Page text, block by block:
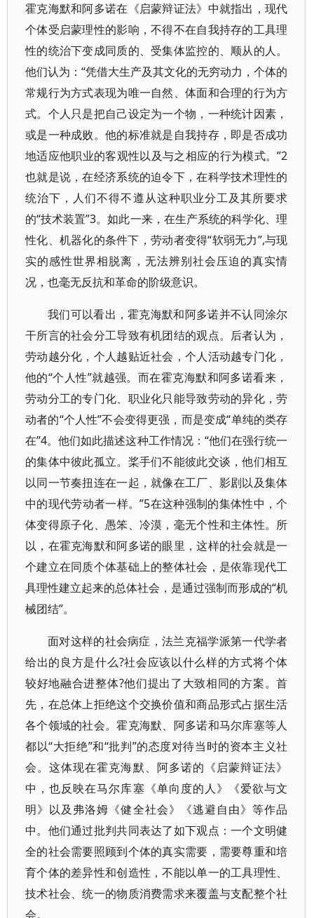
霍克海默和阿多诺在《启蒙辩证法》中就指出，现代
个体受启蒙理性的影响，不得不在自我持存的工具理
性的统治下变成同质的、受集体监控的、顺从的人。
他们认为：“凭借大生产及其文化的无穷动力，个体的
常规行为方式表现为唯一自然、体面和合理的行为方
式。个人只是把自己设定为一个物，一种统计因素，
或是一种成败。他的标准就是自我持存，即是否成功
地适应他职业的客观性以及与之相应的行为模式。”2
也就是说，在经济系统的迫令下，在科学技术理性的
统治下，人们不得不遵从这种职业分工及其所要求
的“技术装置”3。如此一来，在生产系统的科学化、理
性化、机器化的条件下，劳动者变得“软弱无力”,与现
实的感性世界相脱离，无法辨别社会压迫的真实情
况，也毫无反抗和革命的阶级意识。
我们可以看出，霍克海默和阿多诺并不认同涂尔
干所言的社会分工导致有机团结的观点。后者认为，
劳动越分化，个人越贴近社会，个人活动越专门化，
他的“个人性”就越强。而在霍克海默和阿多诺看来，
劳动分工的专门化、职业化只能导致劳动的异化，劳
动者的“个人性”不会变得更强，而是变成“单纯的类存
在”4。他们如此描述这种工作情况：“他们在强行统一
的集体中彼此孤立。桨手们不能彼此交谈，他们相互
以同一节奏扭连在一起，就像在工厂、影剧以及集体
中的现代劳动者一样。”5在这种强制的集体性中，个
体变得原子化、愚笨、冷漠，毫无个性和主体性。所
以，在霍克海默和阿多诺的眼里，这样的社会就是一
个建立在同质个体基础上的整体社会，是依靠现代工
具理性建立起来的总体社会，是通过强制而形成的“机
械团结”。
面对这样的社会病症，法兰克福学派第一代学者
给出的良方是什么?社会应该以什么样的方式将个体
较好地融合进整体?他们提出了大致相同的方案。首
先，在总体上拒绝这个交换价值和商品形式占据生活
各个领域的社会。霍克海默、阿多诺和马尔库塞等人
都以“大拒绝”和“批判”的态度对待当时的资本主义社
会。这体现在霍克海默、阿多诺的《启蒙辩证法》
中，也反映在马尔库塞《单向度的人》《爱欲与文
明》以及弗洛姆《健全社会》《逃避自由》等作品
中。他们通过批判共同表达了如下观点：一个文明健
全的社会需要照顾到个体的真实需要，需要尊重和培
育个体的差异性和创造性，不能以单一的工具理性、
技术社会、统一的物质消费需求来覆盖与支配整个社
会。